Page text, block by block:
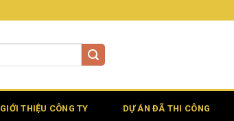
GIỚI THIỆU CÔNG TY DỰ ÁN ĐÃ THI CÔNG